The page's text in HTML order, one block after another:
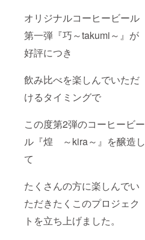
オリジナルコーヒービール
第一弾『巧～takumi～』が
好評につき
飲み比べを楽しんでいただ
けるタイミングで
この度第2弾のコーヒービー
ル『煌 ～kira～』を醸造し
て
たくさんの方に楽しんでい
ただきたくこのプロジェク
トを立ち上げました。